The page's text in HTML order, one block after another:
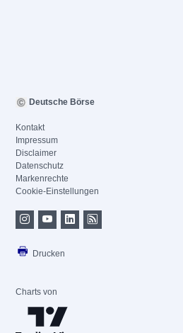
Deutsche Börse
Kontakt
Impressum
Disclaimer
Datenschutz
Markenrechte
Cookie-Einstellungen
Drucken
Charts von